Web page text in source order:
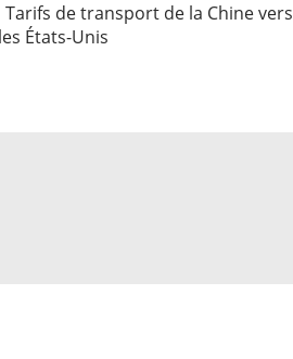
Tarifs de transport de la Chine vers
les États-Unis